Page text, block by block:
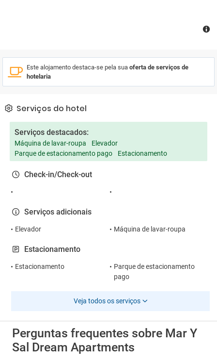
Este alojamento destaca-se pela sua oferta de serviços de
hotelaria
Serviços do hotel
Serviços destacados:
Máquina de lavar-roupa
Elevador
Parque de estacionamento pago
Estacionamento
Check-in/Check-out
Serviços adicionais
Elevador Máquina de lavar-roupa
Estacionamento
Estacionamento
Parque de estacionamento
pago
Veja todos os serviços
Perguntas frequentes sobre Mar Y
Sal Dream Apartments